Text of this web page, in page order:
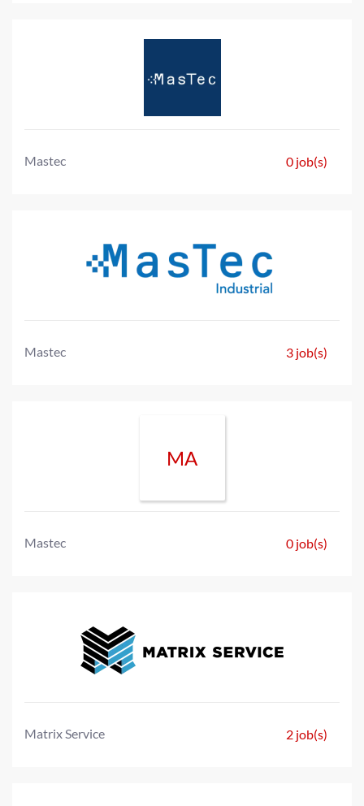
Mastec 0 job(s)
Mastec 3 job(s)
MA
Mastec 0 job(s)
Matrix Service 2 job(s)